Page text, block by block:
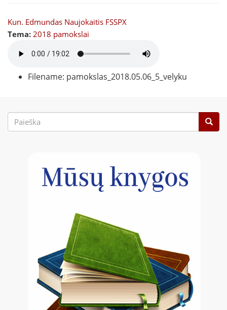
Kun. Edmundas Naujokaitis FSSPX
Tema: 2018 pamokslai
Filename: pamokslas_2018.05.06_5_velyku
Paieškos